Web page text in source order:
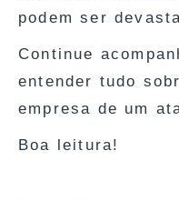
podem ser
Continue
entender tudo
empresa de um
Boa leitura!